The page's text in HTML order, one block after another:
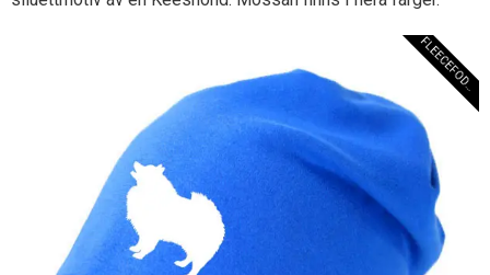
F
L
E
E
C
E
F
O
D
E
R